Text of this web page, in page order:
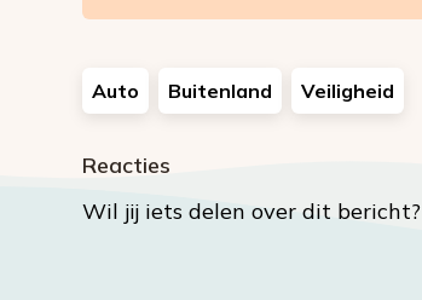
Auto Buitenland Veiligheid
Reacties
Wil jij iets delen over dit bericht?